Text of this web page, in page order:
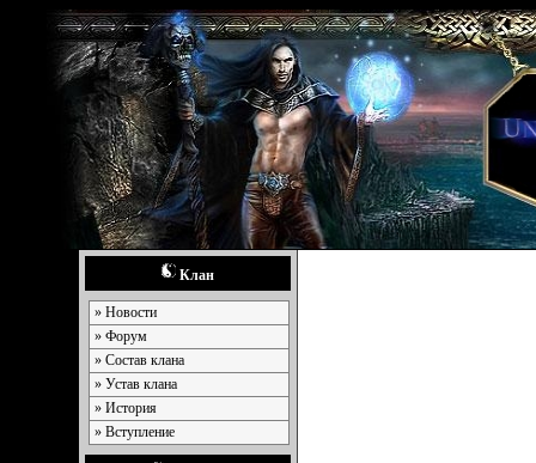
Клан
» Новости
» Форум
» Состав клана
» Устав клана
» История
» Вступление